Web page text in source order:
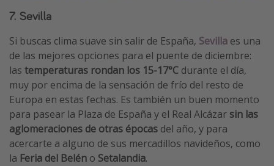
7. Sevilla
Si buscas clima suave sin salir de España, Sevilla es una
de las mejores opciones para el puente de diciembre:
las temperaturas rondan los 15-17°C durante el día,
muy por encima de la sensación de frío del resto de
Europa en estas fechas. Es también un buen momento
para pasear la Plaza de España y el Real Alcázar sin las
aglomeraciones de otras épocas del año, y para
acercarte a alguno de sus mercadillos navideños, como
la Feria del Belén o Setalandia.